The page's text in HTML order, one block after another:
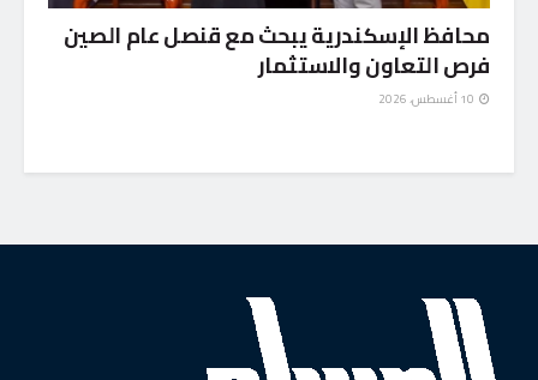
محافظ الإسكندرية يبحث مع قنصل عام الصين
فرص التعاون والاستثمار